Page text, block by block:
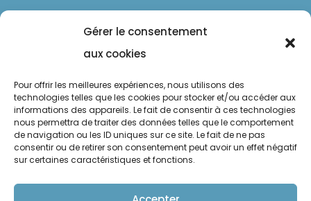
Gérer le consentement
aux cookies
Pour offrir les meilleures expériences, nous utilisons des
technologies telles que les cookies pour stocker et/ou accéder aux
informations des appareils. Le fait de consentir à ces technologies
nous permettra de traiter des données telles que le comportement
de navigation ou les ID uniques sur ce site. Le fait de ne pas
consentir ou de retirer son consentement peut avoir un effet négatif
sur certaines caractéristiques et fonctions.
Mentions légales
Politique de cookies